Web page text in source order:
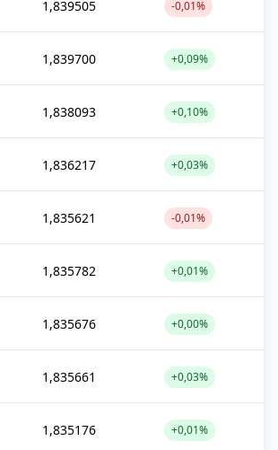
1,839505 -0,01%
1,839700 +0,09%
1,838093 +0,10%
1,836217 +0,03%
1,835621 -0,01%
1,835782 +0,01%
1,835676 +0,00%
1,835661 +0,03%
1,835176 +0,01%